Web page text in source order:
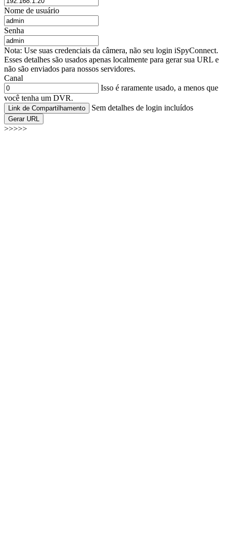
Nome de usuário
Senha
Nota: Use suas credenciais da câmera, não seu login iSpyConnect.
Esses detalhes são usados apenas localmente para gerar sua URL e
não são enviados para nossos servidores.
Canal
Isso é raramente usado, a menos que
você tenha um DVR.
Link de Compartilhamento Sem detalhes de login incluídos
Gerar URL
>>>>>